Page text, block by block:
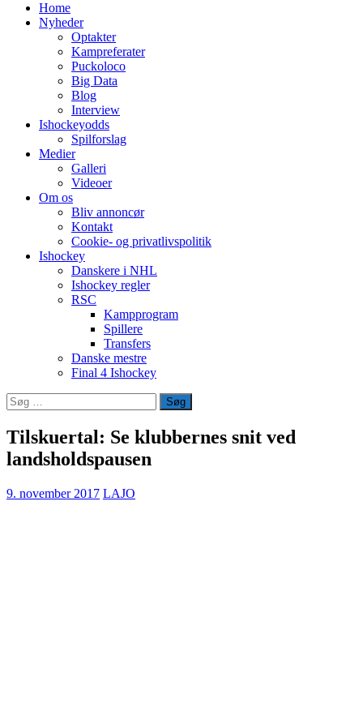
Home
Nyheder
Optakter
Kampreferater
Puckoloco
Big Data
Blog
Interview
Ishockeyodds
Spilforslag
Medier
Galleri
Videoer
Om os
Bliv annoncør
Kontakt
Cookie- og privatlivspolitik
Ishockey
Danskere i NHL
Ishockey regler
RSC
Kampprogram
Spillere
Transfers
Danske mestre
Final 4 Ishockey
Søg
efter:
Tilskuertal: Se klubbernes snit ved
landsholdspausen
9. november 2017 LAJO